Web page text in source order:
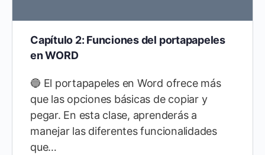
Capítulo 2: Funciones del portapapeles
en WORD
🔵 El portapapeles en Word ofrece más
que las opciones básicas de copiar y
pegar. En esta clase, aprenderás a
manejar las diferentes funcionalidades
que…